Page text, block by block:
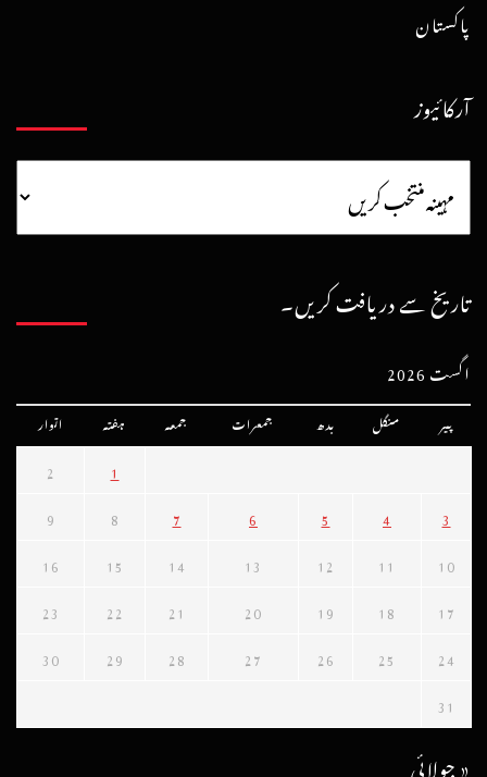
پاکستان
آرکائیوز
تاریخ سے دریافت کریں۔
اگست 2026
پیر منگل بدھ جمعرات جمعہ ہفتہ اتوار
1
2
3
4
5
6
7
8
9
10
11
12
13
14
15
16
17
18
19
20
21
22
23
24
25
26
27
28
29
30
31
« جولائی